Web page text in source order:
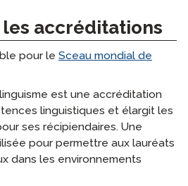
accréditations
pour le Sceau mondial de
est une accréditation
linguistiques et élargit les
ses récipiendaires. Une
pour permettre aux lauréats
dans les environnements